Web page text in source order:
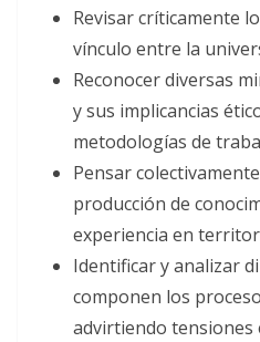
Revisar críticamente
vínculo entre la
Reconocer diversas
y sus implicancias
metodologías de
Pensar
producción de
experiencia en
Identificar y analizar
componen los
advirtiendo tensiones